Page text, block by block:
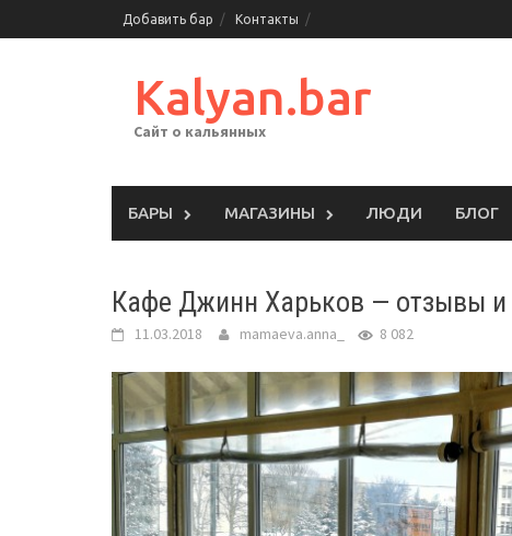
to
Добавить бар Контакты
Kalyan.bar
Сайт о кальянных
БАРЫ МАГАЗИНЫ ЛЮДИ БЛОГ
Кафе Джинн Харьков — отзывы и
11.03.2018 mamaeva.anna_ 8 082